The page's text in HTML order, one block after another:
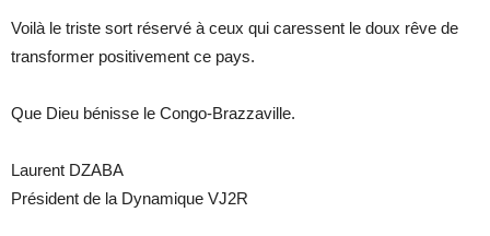
Voilà le triste sort réservé à ceux qui caressent le doux rêve de
transformer positivement ce pays.
Que Dieu bénisse le Congo-Brazzaville.
Laurent DZABA
Président de la Dynamique VJ2R